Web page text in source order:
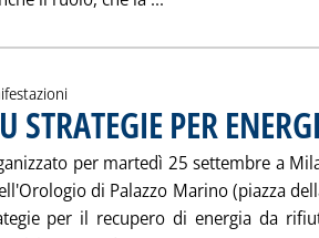
STRATEGIE PER
per martedì 25 settembre a
di Palazzo Marino (piazza
per il recupero di energia da